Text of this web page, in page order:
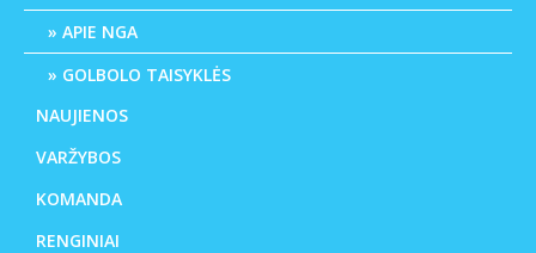
APIE NGA
GOLBOLO TAISYKLĖS
NAUJIENOS
VARŽYBOS
KOMANDA
RENGINIAI